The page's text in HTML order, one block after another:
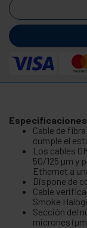
Especificaciones
Cable de
cumple el
Los cables
50/125 µm y
Ethernet a
Dispone de
Cable
Smoke
Sección del
micrones